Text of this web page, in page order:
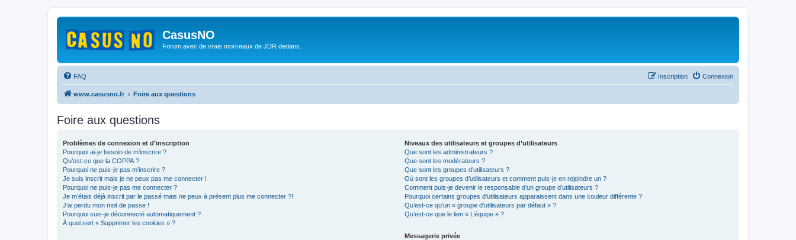
CasusNO
Forum avec de vrais morceaux de JDR dedans.
FAQ Connexion
Inscription
www.casusno.fr Foire aux questions
Foire aux questions
Problèmes de connexion et d’inscription
Pourquoi ai-je besoin de m’inscrire ?
Qu’est-ce que la COPPA ?
Pourquoi ne puis-je pas m’inscrire ?
Je suis inscrit mais je ne peux pas me connecter !
Pourquoi ne puis-je pas me connecter ?
Je m’étais déjà inscrit par le passé mais ne peux à présent plus me connecter ?!
J’ai perdu mon mot de passe !
Pourquoi suis-je déconnecté automatiquement ?
À quoi sert « Supprimer les cookies » ?
Niveaux des utilisateurs et groupes d’utilisateurs
Que sont les administrateurs ?
Que sont les modérateurs ?
Que sont les groupes d’utilisateurs ?
Où sont les groupes d’utilisateurs et comment puis-je en rejoindre un ?
Comment puis-je devenir le responsable d’un groupe d’utilisateurs ?
Pourquoi certains groupes d’utilisateurs apparaissent dans une couleur différente ?
Qu’est-ce qu’un « groupe d’utilisateurs par défaut » ?
Qu’est-ce que le lien « L’équipe » ?
Messagerie privée